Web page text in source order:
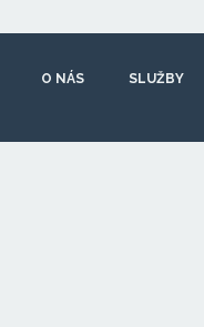
O NÁS SLUŽBY